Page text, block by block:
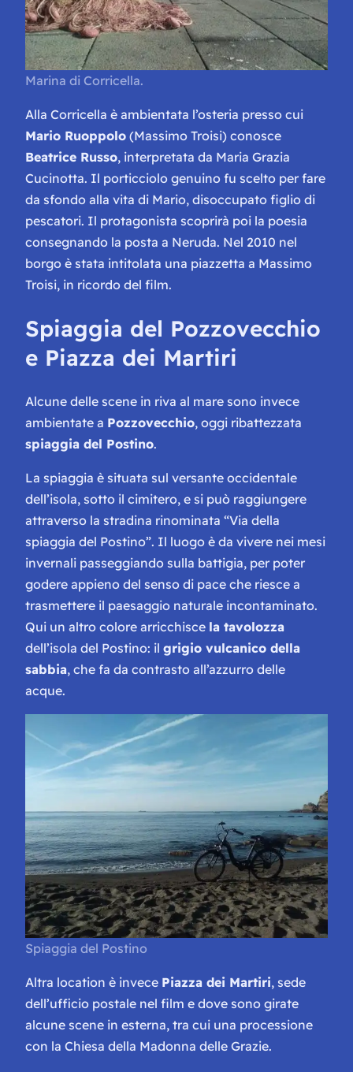
Marina di Corricella.
Alla Corricella è ambientata l’osteria presso cui
Mario Ruoppolo (Massimo Troisi) conosce
Beatrice Russo, interpretata da Maria Grazia
Cucinotta. Il porticciolo genuino fu scelto per fare
da sfondo alla vita di Mario, disoccupato figlio di
pescatori. Il protagonista scoprirà poi la poesia
consegnando la posta a Neruda. Nel 2010 nel
borgo è stata intitolata una piazzetta a Massimo
Troisi, in ricordo del film.
Spiaggia del Pozzovecchio
e Piazza dei Martiri
Alcune delle scene in riva al mare sono invece
ambientate a Pozzovecchio, oggi ribattezzata
spiaggia del Postino.
La spiaggia è situata sul versante occidentale
dell’isola, sotto il cimitero, e si può raggiungere
attraverso la stradina rinominata “Via della
spiaggia del Postino”. Il luogo è da vivere nei mesi
invernali passeggiando sulla battigia, per poter
godere appieno del senso di pace che riesce a
trasmettere il paesaggio naturale incontaminato.
Qui un altro colore arricchisce la tavolozza
dell’isola del Postino: il grigio vulcanico della
sabbia, che fa da contrasto all’azzurro delle
acque.
Spiaggia del Postino
Altra location è invece Piazza dei Martiri, sede
dell’ufficio postale nel film e dove sono girate
alcune scene in esterna, tra cui una processione
con la Chiesa della Madonna delle Grazie.